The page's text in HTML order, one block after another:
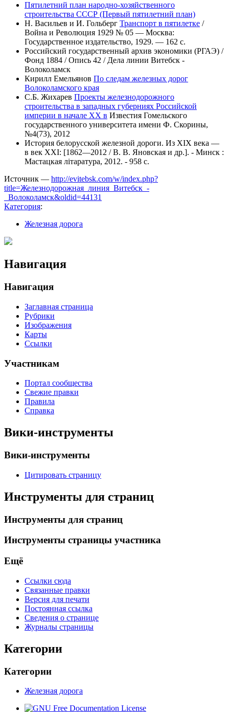
Пятилетний план народно-хозяйственного
строительства СССР (Первый пятилетний план)
Н. Васильев и И. Гольберг Транспорт в пятилетке /
Война и Революция 1929 № 05 — Москва:
Государственное издательство, 1929. — 162 c.
Российский государственный архив экономики (РГАЭ) /
Фонд 1884 / Опись 42 / Дела линии Витебск -
Волоколамск
Кирилл Емельянов По следам железных дорог
Волоколамского края
С.Б. Жихарев Проекты железнодорожного
строительства в западных губерниях Российской
империи в начале XX в Известия Гомельского
государственного университета имени Ф. Скорины,
№4(73), 2012
История белорусской железной дороги. Из XIX века ―
в век XXI: [1862―2012 / В. В. Яновская и др.]. - Минск :
Мастацкая літаратура, 2012. - 958 с.
Источник — http://evitebsk.com/w/index.php?
title=Железнодорожная_линия_Витебск_-
_Волоколамск&oldid=44131
Категория:
Железная дорога
Навигация
Навигация
Заглавная страница
Рубрики
Изображения
Карты
Ссылки
Участникам
Портал сообщества
Свежие правки
Правила
Справка
Вики-инструменты
Вики-инструменты
Цитировать страницу
Инструменты для страниц
Инструменты для страниц
Инструменты страницы участника
Ещё
Ссылки сюда
Связанные правки
Версия для печати
Постоянная ссылка
Сведения о странице
Журналы страницы
Категории
Категории
Железная дорога